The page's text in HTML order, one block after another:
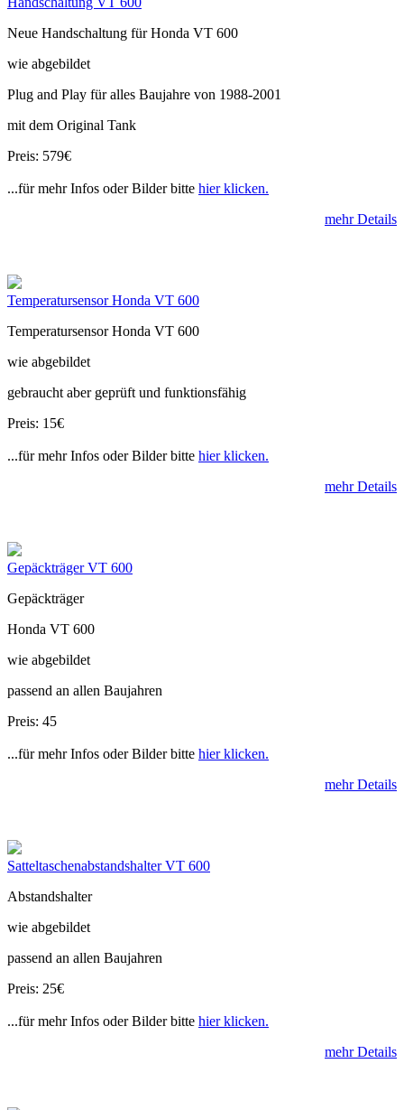
Neue Handschaltung für Honda VT 600
wie abgebildet
Plug and Play für alles Baujahre von 1988-2001
mit dem Original Tank
Preis: 579€
...für mehr Infos oder Bilder bitte hier klicken.
mehr Details
Temperatursensor Honda VT 600
Temperatursensor Honda VT 600
wie abgebildet
gebraucht aber geprüft und funktionsfähig
Preis: 15€
...für mehr Infos oder Bilder bitte hier klicken.
mehr Details
Gepäckträger VT 600
Gepäckträger
Honda VT 600
wie abgebildet
passend an allen Baujahren
Preis: 45
...für mehr Infos oder Bilder bitte hier klicken.
mehr Details
Satteltaschenabstandshalter VT 600
Abstandshalter
wie abgebildet
passend an allen Baujahren
Preis: 25€
...für mehr Infos oder Bilder bitte hier klicken.
mehr Details